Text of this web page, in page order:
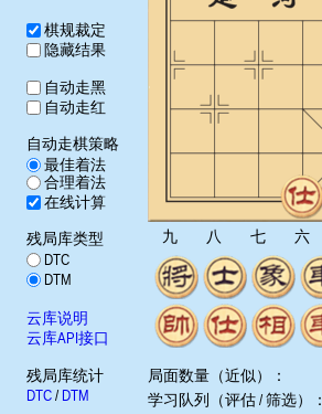
棋规裁定
隐藏结果
自动走黑
自动走红
自动走棋策略
最佳着法
合理着法
在线计算
残局库类型
DTC
DTM
云库说明
云库API接口
残局库统计
DTC/ DTM
九 八 七 六
局面数量（近似）：
学习队列（评估 / 筛选）：